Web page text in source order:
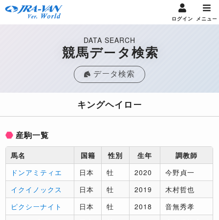
ログイン メニュー
DATA SEARCH
競馬データ検索
データ検索
キングヘイロー
産駒一覧
馬名 国籍 性別 生年
調教師
ドンアミティエ
日本 牡 2020
今野貞一
イクイノックス
日本 牡 2019
木村哲也
ピクシーナイト
日本 牡 2018
音無秀孝